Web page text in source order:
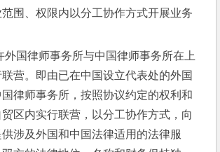
围、权限内以分工协作方式开展业务
营。即由已在中国设立代表处的外国
律师事务所，按照协议约定的权利和
区内实行联营，以分工协作方式，向
涉及外国和中国法律适用的法律服